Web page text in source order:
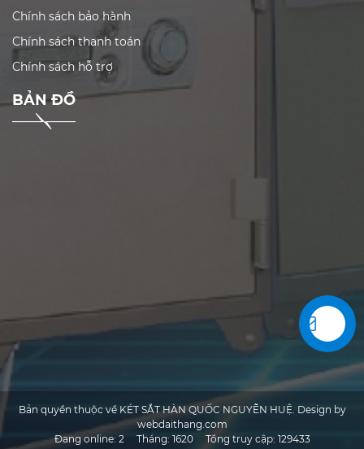
Chính sách bảo hành
Chính sách thanh toán
Chính sách hỗ trợ
BẢN ĐỒ
Bản quyền thuộc về KÉT SẮT HÀN QUỐC NGUYỄN HUỆ. Design by
webdaithang.com
Đang online: 2 Tháng: 1620Tổng truy cập: 129433